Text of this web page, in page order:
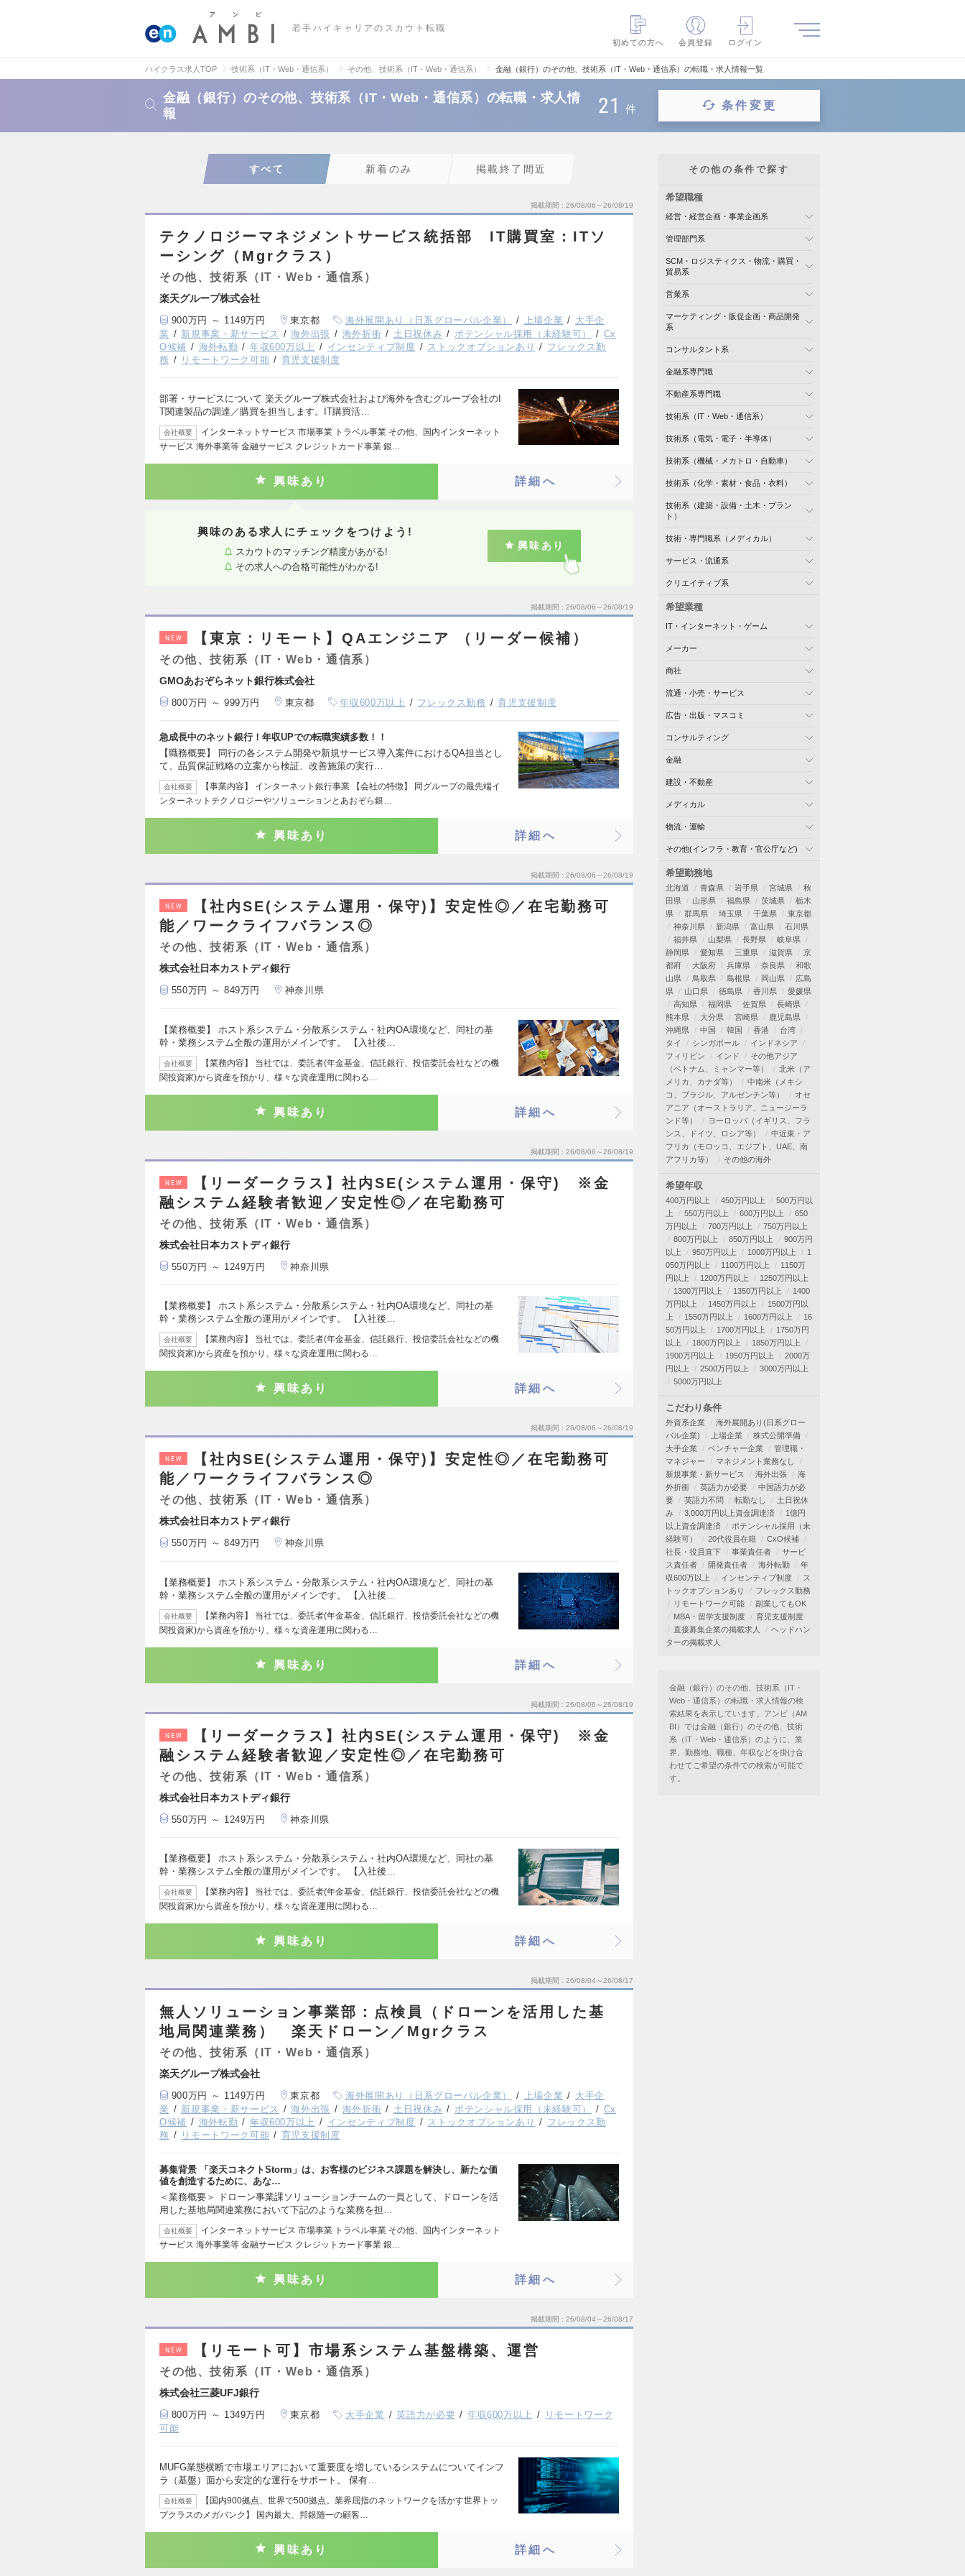
若手ハイキャリアのスカウト転職
初めての方へ
会員登録 ログイン
ハイクラス求人TOP 技術系（IT・Web・通信系） その他、技術系（IT・Web・通信系） 金融（銀行）のその他、技術系（IT・Web・通信系）の転職・求人情報一覧
金融（銀行）のその他、技術系（IT・Web・通信系）の転職・求人情
報
21 件 条件変更
すべて 新着のみ 掲載終了間近
掲載期間 26/08/06～26/08/19
テクノロジーマネジメントサービス統括部 IT購買室：ITソ
ーシング（Mgrクラス）
その他、技術系（IT・Web・通信系）
楽天グループ株式会社
900万円 ～ 1149万円 東京都 海外展開あり（日系グローバル企業） 上場企業
大手企
業
新規事業・新サービス 海外出張 海外折衝 土日祝休み ポテンシャル採用（未経験可）
Cx
O候補
海外転勤 年収600万以上 インセンティブ制度 ストックオプションあり
フレックス勤
務
リモートワーク可能 育児支援制度
部署・サービスについて 楽天グループ株式会社および海外を含むグループ会社のI
T関連製品の調達／購買を担当します。IT購買活…
会社概要
インターネットサービス 市場事業 トラベル事業 その他、国内インターネット
サービス 海外事業等 金融サービス クレジットカード事業 銀…
興味あり 詳細へ
興味のある求人にチェックをつけよう!
スカウトのマッチング精度があがる!
その求人への合格可能性がわかる!
興味あり
掲載期間 26/08/06～26/08/19
NEW 【東京：リモート】QAエンジニア （リーダー候補）
その他、技術系（IT・Web・通信系）
GMOあおぞらネット銀行株式会社
800万円 ～ 999万円 東京都 年収600万以上 フレックス勤務 育児支援制度
急成長中のネット銀行！年収UPでの転職実績多数！！
【職務概要】 同行の各システム開発や新規サービス導入案件におけるQA担当とし
て、品質保証戦略の立案から検証、改善施策の実行…
会社概要
【事業内容】 インターネット銀行事業 【会社の特徴】 同グループの最先端イ
ンターネットテクノロジーやソリューションとあおぞら銀…
興味あり 詳細へ
掲載期間 26/08/06～26/08/19
NEW
【社内SE(システム運用・保守)】安定性◎／在宅勤務可
能／ワークライフバランス◎
その他、技術系（IT・Web・通信系）
株式会社日本カストディ銀行
550万円 ～ 849万円 神奈川県
【業務概要】 ホスト系システム・分散系システム・社内OA環境など、同社の基
幹・業務システム全般の運用がメインです。 【入社後…
会社概要
【業務内容】 当社では、委託者(年金基金、信託銀行、投信委託会社などの機
関投資家)から資産を預かり、様々な資産運用に関わる…
興味あり 詳細へ
掲載期間 26/08/06～26/08/19
NEW
【リーダークラス】社内SE(システム運用・保守) ※金
融システム経験者歓迎／安定性◎／在宅勤務可
その他、技術系（IT・Web・通信系）
株式会社日本カストディ銀行
550万円 ～ 1249万円 神奈川県
【業務概要】 ホスト系システム・分散系システム・社内OA環境など、同社の基
幹・業務システム全般の運用がメインです。 【入社後…
会社概要
【業務内容】 当社では、委託者(年金基金、信託銀行、投信委託会社などの機
関投資家)から資産を預かり、様々な資産運用に関わる…
興味あり 詳細へ
掲載期間 26/08/06～26/08/19
NEW
【社内SE(システム運用・保守)】安定性◎／在宅勤務可
能／ワークライフバランス◎
その他、技術系（IT・Web・通信系）
株式会社日本カストディ銀行
550万円 ～ 849万円 神奈川県
【業務概要】 ホスト系システム・分散系システム・社内OA環境など、同社の基
幹・業務システム全般の運用がメインです。 【入社後…
会社概要
【業務内容】 当社では、委託者(年金基金、信託銀行、投信委託会社などの機
関投資家)から資産を預かり、様々な資産運用に関わる…
興味あり 詳細へ
掲載期間 26/08/06～26/08/19
NEW
【リーダークラス】社内SE(システム運用・保守) ※金
融システム経験者歓迎／安定性◎／在宅勤務可
その他、技術系（IT・Web・通信系）
株式会社日本カストディ銀行
550万円 ～ 1249万円 神奈川県
【業務概要】 ホスト系システム・分散系システム・社内OA環境など、同社の基
幹・業務システム全般の運用がメインです。 【入社後…
会社概要
【業務内容】 当社では、委託者(年金基金、信託銀行、投信委託会社などの機
関投資家)から資産を預かり、様々な資産運用に関わる…
興味あり 詳細へ
掲載期間 26/08/04～26/08/17
無人ソリューション事業部：点検員（ドローンを活用した基
地局関連業務） 楽天ドローン／Mgrクラス
その他、技術系（IT・Web・通信系）
楽天グループ株式会社
900万円 ～ 1149万円 東京都 海外展開あり（日系グローバル企業） 上場企業
大手企
業
新規事業・新サービス 海外出張 海外折衝 土日祝休み ポテンシャル採用（未経験可）
Cx
O候補
海外転勤 年収600万以上 インセンティブ制度 ストックオプションあり
フレックス勤
務
リモートワーク可能 育児支援制度
募集背景 「楽天コネクトStorm」は、お客様のビジネス課題を解決し、新たな価
値を創造するために、あな…
＜業務概要＞ ドローン事業課ソリューションチームの一員として、ドローンを活
用した基地局関連業務において下記のような業務を担…
会社概要
インターネットサービス 市場事業 トラベル事業 その他、国内インターネット
サービス 海外事業等 金融サービス クレジットカード事業 銀…
興味あり 詳細へ
掲載期間 26/08/04～26/08/17
NEW 【リモート可】市場系システム基盤構築、運営
その他、技術系（IT・Web・通信系）
株式会社三菱UFJ銀行
800万円 ～ 1349万円 東京都 大手企業 英語力が必要 年収600万以上
リモートワーク
可能
MUFG業態横断で市場エリアにおいて重要度を増しているシステムについてインフ
ラ（基盤）面から安定的な運行をサポート。 保有…
会社概要
【国内900拠点、世界で500拠点。業界屈指のネットワークを活かす世界トッ
プクラスのメガバンク】 国内最大、邦銀随一の顧客…
興味あり 詳細へ
その他の条件で探す
希望職種
経営・経営企画・事業企画系
管理部門系
SCM・ロジスティクス・物流・購買・
貿易系
営業系
マーケティング・販促企画・商品開発
系
コンサルタント系
金融系専門職
不動産系専門職
技術系（IT・Web・通信系）
技術系（電気・電子・半導体）
技術系（機械・メカトロ・自動車）
技術系（化学・素材・食品・衣料）
技術系（建築・設備・土木・プラン
ト）
技術・専門職系（メディカル）
サービス・流通系
クリエイティブ系
希望業種
IT・インターネット・ゲーム
メーカー
商社
流通・小売・サービス
広告・出版・マスコミ
コンサルティング
金融
建設・不動産
メディカル
物流・運輸
その他(インフラ・教育・官公庁など)
希望勤務地
北海道 青森県 岩手県 宮城県
秋
田県
山形県 福島県 茨城県
栃木
県
群馬県 埼玉県 千葉県
東京都
神奈川県
新潟県 富山県
石川県
福井県
山梨県 長野県
岐阜県
静岡県
愛知県 三重県 滋賀県
京
都府
大阪府 兵庫県 奈良県
和歌
山県
鳥取県 島根県 岡山県
広島
県
山口県 徳島県 香川県
愛媛県
高知県
福岡県 佐賀県
長崎県
熊本県
大分県 宮崎県
鹿児島県
沖縄県
中国 韓国 香港
台湾
タイ
シンガポール
インドネシア
フィリピン
インド
その他アジア
（ベトナム、ミャンマー等）
北米（ア
メリカ、カナダ等）
中南米（メキシ
コ、ブラジル、アルゼンチン等）
オセ
アニア（オーストラリア、ニュージーラ
ンド等）
ヨーロッパ（イギリス、フラ
ンス、ドイツ、ロシア等）
中近東・ア
フリカ（モロッコ、エジプト、UAE、南
アフリカ等）
その他の海外
希望年収
400万円以上 450万円以上
500万円以
上
550万円以上 600万円以上
650
万円以上
700万円以上
750万円以上
800万円以上
850万円以上
900万円
以上
950万円以上 1000万円以上
1
050万円以上
1100万円以上
1150万
円以上
1200万円以上
1250万円以上
1300万円以上
1350万円以上
1400
万円以上
1450万円以上
1500万円以
上
1550万円以上 1600万円以上
16
50万円以上
1700万円以上
1750万円
以上
1800万円以上
1850万円以上
1900万円以上
1950万円以上
2000万
円以上
2500万円以上
3000万円以上
5000万円以上
こだわり条件
外資系企業
海外展開あり(日系グロー
バル企業)
上場企業
株式公開準備
大手企業
ベンチャー企業
管理職・
マネジャー
マネジメント業務なし
新規事業・新サービス
海外出張
海
外折衝
英語力が必要
中国語力が必
要
英語力不問 転勤なし
土日祝休
み
3,000万円以上資金調達済
1億円
以上資金調達済
ポテンシャル採用（未
経験可）
20代役員在籍
CxO候補
社長・役員直下
事業責任者
サービ
ス責任者
開発責任者 海外転勤
年
収600万以上
インセンティブ制度
ス
トックオプションあり
フレックス勤務
リモートワーク可能
副業してもOK
MBA・留学支援制度
育児支援制度
直接募集企業の掲載求人
ヘッドハン
ターの掲載求人
金融（銀行）のその他、技術系（IT・
Web・通信系）の転職・求人情報の検
索結果を表示しています。アンビ（AM
BI）では金融（銀行）のその他、技術
系（IT・Web・通信系）のように、業
界、勤務地、職種、年収などを掛け合
わせてご希望の条件での検索が可能で
す。